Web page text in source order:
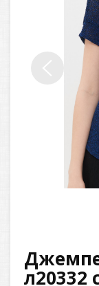
л20332